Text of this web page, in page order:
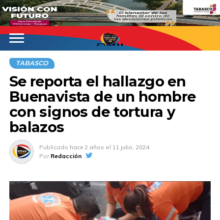
620AM
TABASCO
Se reporta el hallazgo en
Buenavista de un hombre
con signos de tortura y
balazos
Publicado hace 2 años el 11 julio, 2024
Por Redacción